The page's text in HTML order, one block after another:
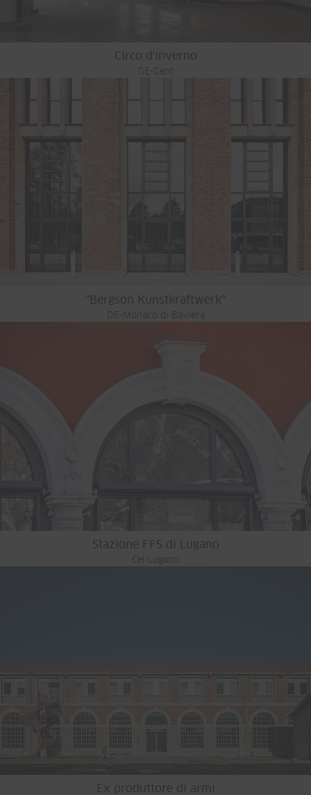
Circo d'inverno
GE-Gent
"Bergson Kunstkraftwerk"
DE-Monaco di Baviera
Stazione FFS di Lugano
CH-Lugano
Ex produttore di armi